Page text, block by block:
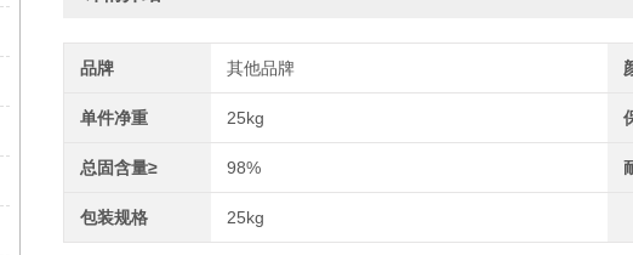
品牌 其他品牌
单件净重 25kg
总固含量≥ 98%
包装规格 25kg